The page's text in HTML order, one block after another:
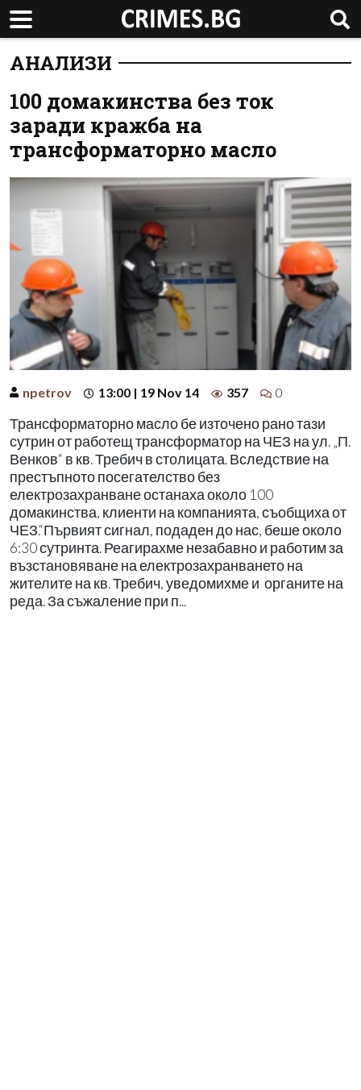
АНАЛИЗИ
100 домакинства без ток
заради кражба на
трансформаторно масло
npetrov 13:00 | 19 Nov 14 357 0
Трансформаторно масло бе източено рано тази
сутрин от работещ трансформатор на ЧЕЗ на ул. „П.
Венков“ в кв. Требич в столицата. Вследствие на
престъпното посегателство без
електрозахранване останаха около 100
домакинства, клиенти на компанията, съобщиха от
ЧЕЗ.“Първият сигнал, подаден до нас, беше около
6:30 сутринта. Реагирахме незабавно и работим за
възстановяване на електрозахранването на
жителите на кв. Требич, уведомихме и органите на
реда. За съжаление при п...